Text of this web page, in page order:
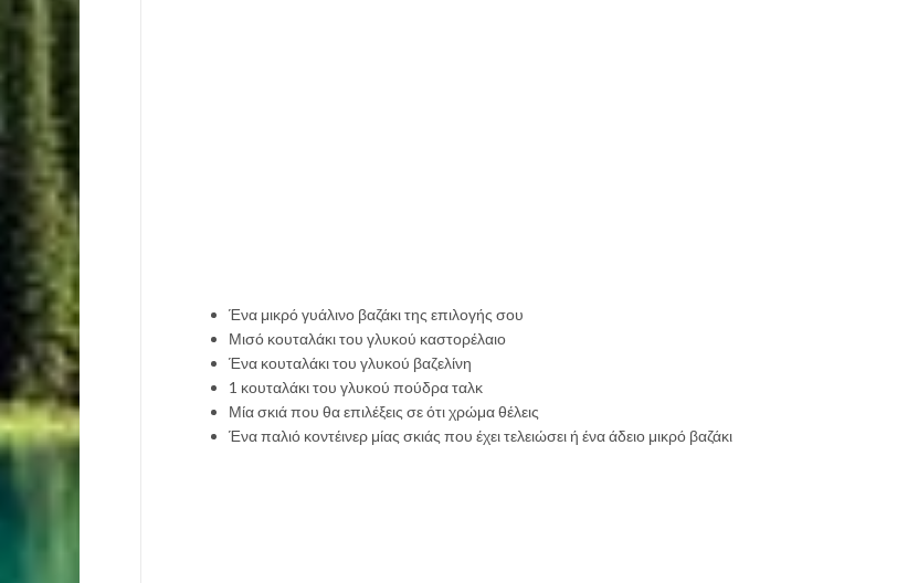
Ένα μικρό γυάλινο βαζάκι της επιλογής σου
Μισό κουταλάκι του γλυκού καστορέλαιο
Ένα κουταλάκι του γλυκού βαζελίνη
1 κουταλάκι του γλυκού πούδρα ταλκ
Μία σκιά που θα επιλέξεις σε ότι χρώμα θέλεις
Ένα παλιό κοντέινερ μίας σκιάς που έχει τελειώσει ή ένα άδειο μικρό βαζάκι